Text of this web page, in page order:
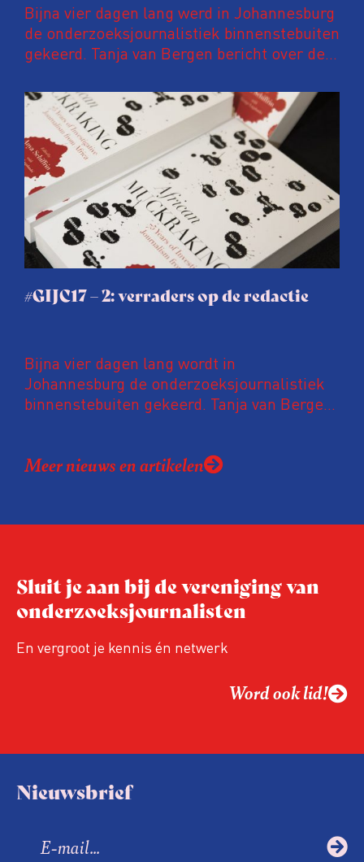
Bijna vier dagen lang werd in Johannesburg
de onderzoeksjournalistiek binnenstebuiten
gekeerd. Tanja van Bergen bericht over de
Journalisfm Conference. Deel 3: blijvende
contacten.
#GIJC17 – 2: verraders op de redactie
Bijna vier dagen lang wordt in
Johannesburg de onderzoeksjournalistiek
binnenstebuiten gekeerd. Tanja van Bergen
2: African Muckraking.
Meer nieuws en artikelen
Sluit je aan bij de vereniging van
onderzoeksjournalisten
En vergroot je kennis én netwerk
Word ook lid!
Nieuwsbrief